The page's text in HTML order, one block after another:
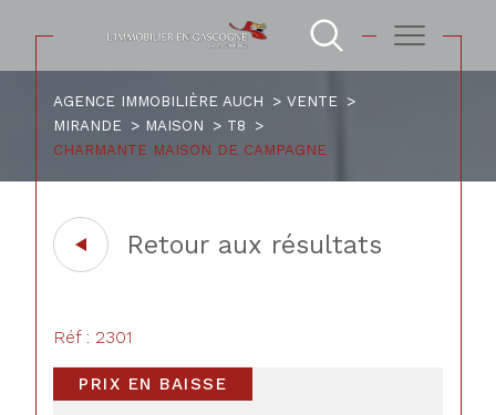
AGENCE IMMOBILIÈRE AUCH
VENTE
MIRANDE
MAISON
T8
CHARMANTE MAISON DE CAMPAGNE
Retour aux résultats
Réf : 2301
PRIX EN BAISSE